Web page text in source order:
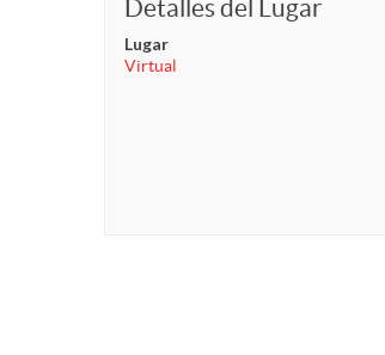
Detalles del Lugar
Lugar
Virtual